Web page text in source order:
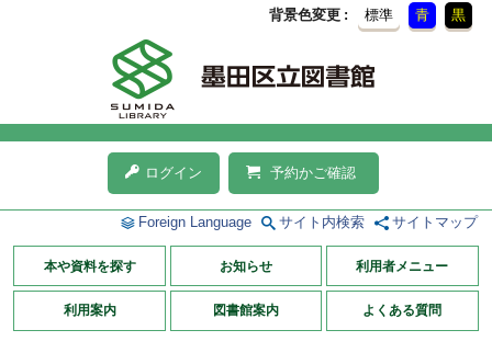
背景色変更 標準 青 黒
ログイン 予約かご確認
Foreign Language サイト内検索 サイトマップ
本や資料を探す お知らせ 利用者メニュー
利用案内 図書館案内 よくある質問